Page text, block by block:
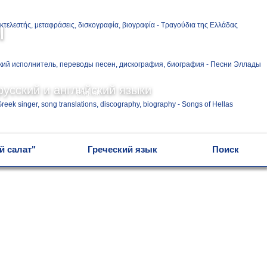
и английский языки
English
салат" Греческий язык Поиск